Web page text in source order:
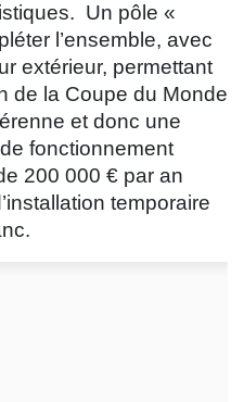
Un pôle «
l’ensemble, avec
extérieur, permettant
de la Coupe du Monde
et donc une
fonctionnement
200 000 € par an
temporaire